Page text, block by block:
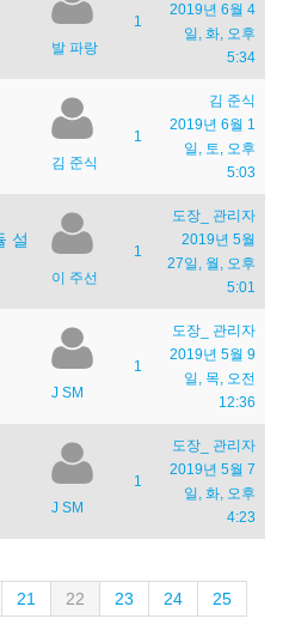
발 파랑
1
2019년 6월 4
일, 화, 오후
5:34
김 준식
1
김 준식
2019년 6월 1
일, 토, 오후
5:03
설
이 주선
1
도장_ 관리자
2019년 5월
27일, 월, 오후
5:01
J SM
1
도장_ 관리자
2019년 5월 9
일, 목, 오전
12:36
J SM
1
도장_ 관리자
2019년 5월 7
일, 화, 오후
4:23
21 22 (current)
23 24
25